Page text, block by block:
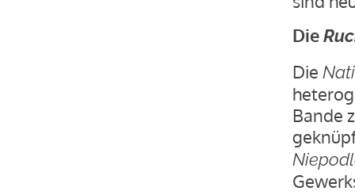
Die
Die
Bande